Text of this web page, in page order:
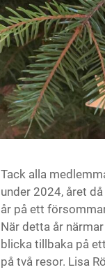
Tack alla
under 2024, året
år på ett
När detta år
blicka tillbaka på
på två resor. Lisa